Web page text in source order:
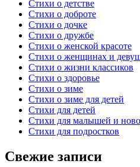
Стихи о детстве
Стихи о доброте
Стихи о дочке
Стихи о дружбе
Стихи о женской красоте
Стихи о женщинах и
Стихи о жизни классиков
Стихи о здоровье
Стихи о зиме
Стихи о зиме для детей
Стихи для детей
Стихи для малышей и
Стихи для подростков
Свежие записи